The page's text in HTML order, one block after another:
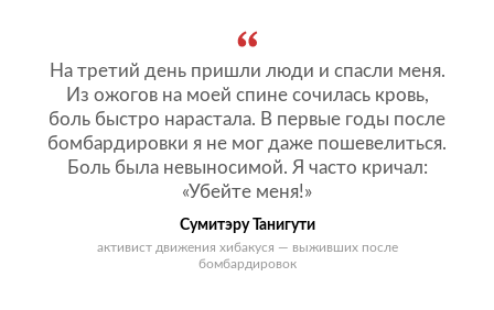
На третий день пришли люди и спасли меня.
Из ожогов на моей спине сочилась кровь,
боль быстро нарастала. В первые годы после
бомбардировки я не мог даже пошевелиться.
Боль была невыносимой. Я часто кричал:
«Убейте меня!»
Сумитэру Танигути
активист движения хибакуся — выживших после
бомбардировок